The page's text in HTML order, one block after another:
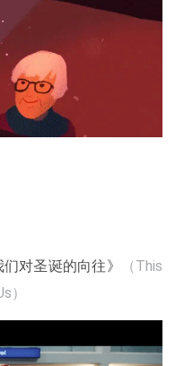
对圣诞的向往》
（This
）